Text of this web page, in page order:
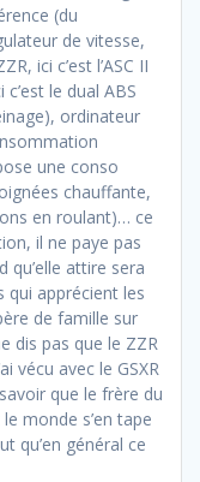
(du
de vitesse,
ici c’est l’ASC II
le dual ABS
ordinateur
une conso
chauffante,
en roulant)… ce
il ne paye pas
qu’elle attire sera
qui apprécient les
de famille sur
dis pas que le ZZR
vécu avec le GSXR
que le frère du
monde s’en tape
qu’en général ce